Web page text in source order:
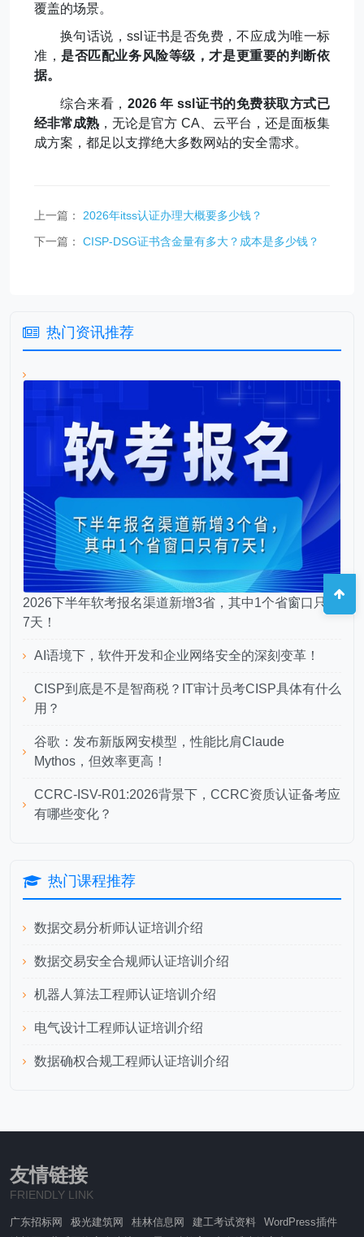
覆盖的场景。
换句话说，ssl 证书是否免费，不应成为唯一标
准，是否匹配业务风险等级，才是更重要的判断依
据。
综合来看， 2026年 ssl 证书的免费获取方式已
经非常成熟 ，无论是官方 CA 、云平台，还是面板集
成方案，都足以支撑绝大多数网站的安全需求。
上一篇：
2026年itss认证办理大概要多少钱？
下一篇：
CISP-DSG证书含金量有多大？成本是多少钱？
热门资讯推荐
2026下半年软考报名渠道新增3省，其中1个省窗口只有
7天！
AI语境下，软件开发和企业网络安全的深刻变革！
CISP到底是不是智商税？IT审计员考CISP具体有什么
用？
谷歌：发布新版网安模型，性能比肩Claude
Mythos，但效率更高！
CCRC-ISV-R01:2026背景下，CCRC资质认证备考应
有哪些变化？
热门课程推荐
数据交易分析师认证培训介绍
数据交易安全合规师认证培训介绍
机器人算法工程师认证培训介绍
电气设计工程师认证培训介绍
数据确权合规工程师认证培训介绍
友情链接
FRIENDLY LINK
广东招标网 极光建筑网 桂林信息网 建工考试资料
WordPress插件